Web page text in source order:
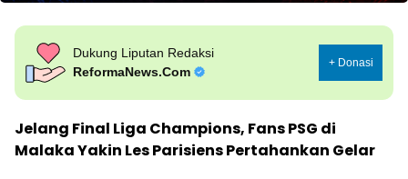
Dukung Liputan Redaksi
ReformaNews.Com
+ Donasi
Jelang Final Liga Champions, Fans PSG di
Malaka Yakin Les Parisiens Pertahankan Gelar